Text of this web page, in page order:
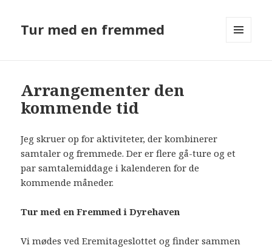
Tur med en fremmed
Arrangementer den
kommende tid
Jeg skruer op for aktiviteter, der kombinerer
samtaler og fremmede. Der er flere gå-ture og et
par samtalemiddage i kalenderen for de
kommende måneder.
Tur med en Fremmed i Dyrehaven
Vi mødes ved Eremitageslottet og finder sammen